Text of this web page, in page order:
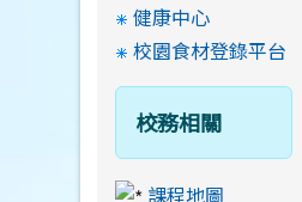
健康中心
校園食材登錄平台
校務相關
課程地圖